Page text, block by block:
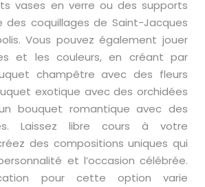
vases en verre ou des supports
des coquillages de Saint-Jacques
Vous pouvez également jouer
et les couleurs, en créant par
champêtre avec des fleurs
exotique avec des orchidées
bouquet romantique avec des
Laissez libre cours à votre
des compositions uniques qui
et l’occasion célébrée.
pour cette option varie